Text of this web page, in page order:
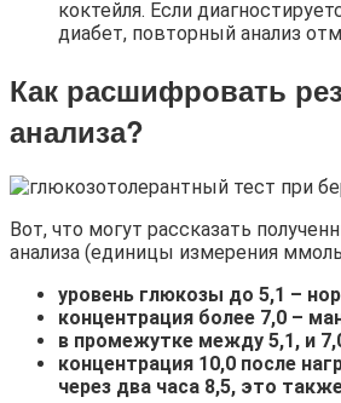
коктейля. Если
диабет, повторный анализ
Как расшифровать
анализа?
Вот, что могут рассказать
анализа (единицы измерения
уровень глюкозы до 5,1 –
концентрация более 7,0 –
в промежутке между 5,1, и
концентрация 10,0 после
через два часа 8,5, это